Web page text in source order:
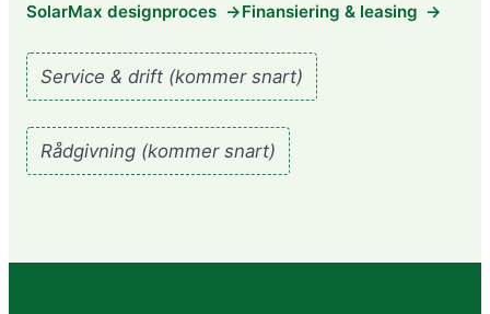
SolarMax designproces
Finansiering & leasing
Service & drift (kommer snart)
Rådgivning (kommer snart)